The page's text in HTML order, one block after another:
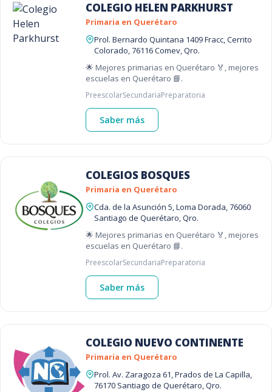
COLEGIO HELEN PARKHURST
Primaria en Querétaro
Prol. Bernardo Quintana 1409 Fracc, Cerrito
Colorado, 76116 Comev, Qro.
🌟 Mejores primarias en Querétaro 🏅, mejores
escuelas en Querétaro 📘.
PreescolarSecundariaPreparatoria
Saber más
COLEGIOS BOSQUES
Primaria en Querétaro
Cda. de la Asunción 5, Loma Dorada, 76060
Santiago de Querétaro, Qro.
🌟 Mejores primarias en Querétaro 🏅, mejores
escuelas en Querétaro 📘.
PreescolarSecundariaPreparatoria
Saber más
COLEGIO NUEVO CONTINENTE
Primaria en Querétaro
Prol. Av. Zaragoza 61, Prados de La Capilla,
76170 Santiago de Querétaro, Qro.